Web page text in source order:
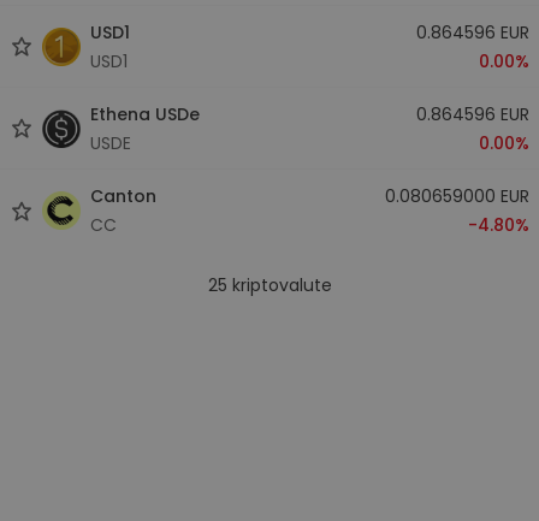
USD1
USD1
0.864596 EUR
0.00%
Ethena USDe
USDE
0.864596 EUR
0.00%
Canton
CC
0.080659000 EUR
-4.80%
25 kriptovalute